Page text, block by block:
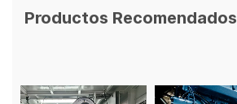
Productos Recomendados